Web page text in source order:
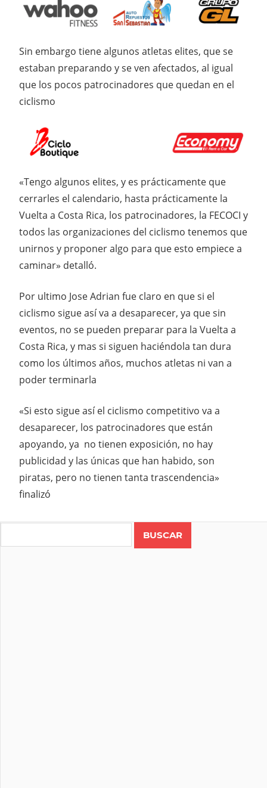
Sin embargo tiene algunos atletas elites, que se
estaban preparando y se ven afectados, al igual
que los pocos patrocinadores que quedan en el
ciclismo
«Tengo algunos elites, y es prácticamente que
cerrarles el calendario, hasta prácticamente la
Vuelta a Costa Rica, los patrocinadores, la FECOCI y
todos las organizaciones del ciclismo tenemos que
unirnos y proponer algo para que esto empiece a
caminar» detalló.
Por ultimo Jose Adrian fue claro en que si el
ciclismo sigue así va a desaparecer, ya que sin
eventos, no se pueden preparar para la Vuelta a
Costa Rica, y mas si siguen haciéndola tan dura
como los últimos años, muchos atletas ni van a
poder terminarla
«Si esto sigue así el ciclismo competitivo va a
desaparecer, los patrocinadores que están
apoyando, ya no tienen exposición, no hay
publicidad y las únicas que han habido, son
piratas, pero no tienen tanta trascendencia»
finalizó